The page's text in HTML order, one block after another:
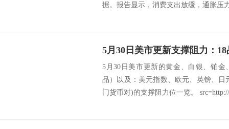
据。报告显示，消费支出放缓，通胀压
5月30日美市更新的黄金、白银、铂
品）以及：美元指数、欧元、英镑、
门货币对)的支撑阻力位一览。